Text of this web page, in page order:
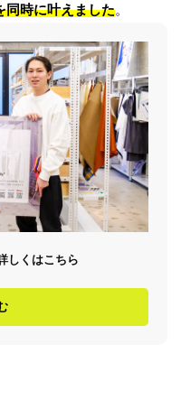
同時に叶えました。
しくはこちら